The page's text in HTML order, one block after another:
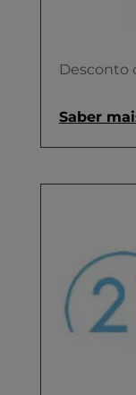
Desconto
Saber